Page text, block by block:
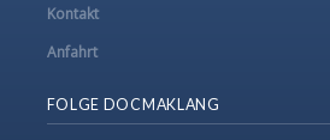
Kontakt
Anfahrt
FOLGE DOCMAKLANG